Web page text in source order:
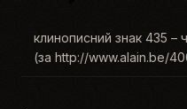
клинописний знак 435 –
(за http://www.alain.be/